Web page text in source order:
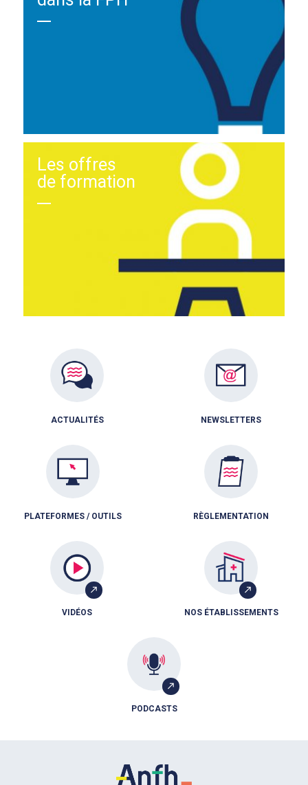
Les offres
de formation
ACTUALITÉS NEWSLETTERS
PLATEFORMES / OUTILS RÈGLEMENTATION
VIDÉOS NOS ÉTABLISSEMENTS
PODCASTS